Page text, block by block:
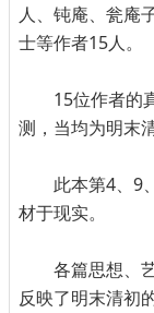
人、钝庵、瓮庵
士等作者15人。
15位作者的
测，当均为明末
此本第4、9
材于现实。
各篇思想、
反映了明末清初